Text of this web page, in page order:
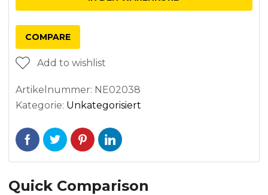
COMPARE
Add to wishlist
Artikelnummer: NE02038
Kategorie: Unkategorisiert
Quick Comparison